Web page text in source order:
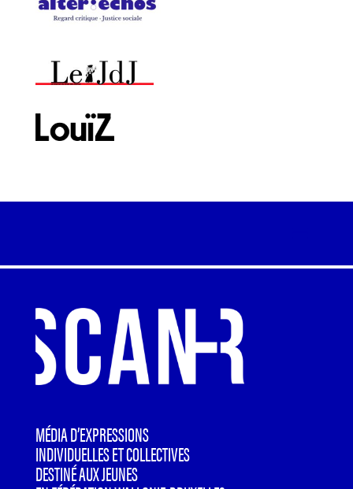
MÉDIA D’EXPRESSIONS
INDIVIDUELLES ET COLLECTIVES
DESTINÉ AUX JEUNES